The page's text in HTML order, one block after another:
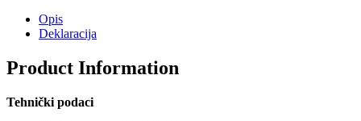
Opis
Deklaracija
Product Information
Tehnički podaci